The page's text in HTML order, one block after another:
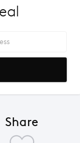
Share